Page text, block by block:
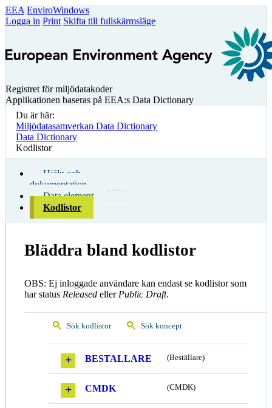
EEA EnviroWindows
Logga in Print Skifta till fullskärmsläge
Registret för miljödatakoder
Applikationen baseras på EEA:s Data Dictionary
Du är här:
Miljödatasamverkan Data Dictionary
Data Dictionary
Kodlistor
Hjälp och
dokumentation
Data element
Kodlistor
Bläddra bland kodlistor
OBS: Ej inloggade användare kan endast se kodlistor som
har status Released eller Public Draft.
Sök kodlistor Sök koncept
BESTALLARE (Beställare)
CMDK (CMDK)